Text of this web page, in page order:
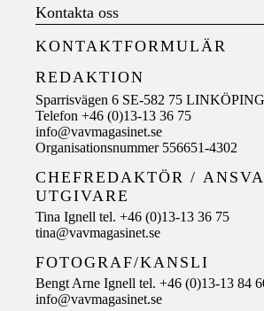
Kontakta oss
KONTAKTFORMULÄR
REDAKTION
Sparrisvägen 6 SE-582 75 LINKÖPING
Telefon +46 (0)13-13 36 75
info@vavmagasinet.se
Organisationsnummer 556651-4302
CHEFREDAKTÖR /
UTGIVARE
Tina Ignell tel. +46 (0)13-13 36 75
tina@vavmagasinet.se
FOTOGRAF/KANSLI
Bengt Arne Ignell tel. +46 (0)13-13 84
info@vavmagasinet.se